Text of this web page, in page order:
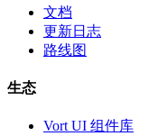
文档
更新日志
路线图
生态
Vort UI 组件库